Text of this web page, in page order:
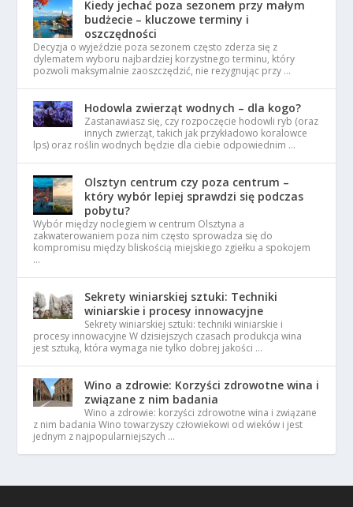
Kiedy jechać poza sezonem przy małym
budżecie – kluczowe terminy i
oszczędności
Decyzja o wyjeździe poza sezonem często zderza się z
dylematem wyboru najbardziej korzystnego terminu, który
pozwoli maksymalnie zaoszczędzić, nie rezygnując przy …
Hodowla zwierząt wodnych – dla kogo?
Zastanawiasz się, czy rozpoczęcie hodowli ryb (oraz
innych zwierząt, takich jak przykładowo koralowce
lps) oraz roślin wodnych będzie dla ciebie odpowiednim …
Olsztyn centrum czy poza centrum –
który wybór lepiej sprawdzi się podczas
pobytu?
Wybór między noclegiem w centrum Olsztyna a
zakwaterowaniem poza nim często sprowadza się do
kompromisu między bliskością miejskiego zgiełku a spokojem
…
Sekrety winiarskiej sztuki: Techniki
winiarskie i procesy innowacyjne
Sekrety winiarskiej sztuki: techniki winiarskie i
procesy innowacyjne W dzisiejszych czasach produkcja wina
jest sztuką, która wymaga nie tylko dobrej jakości …
Wino a zdrowie: Korzyści zdrowotne wina i
związane z nim badania
Wino a zdrowie: korzyści zdrowotne wina i związane
z nim badania Wino towarzyszy człowiekowi od wieków i jest
jednym z najpopularniejszych …